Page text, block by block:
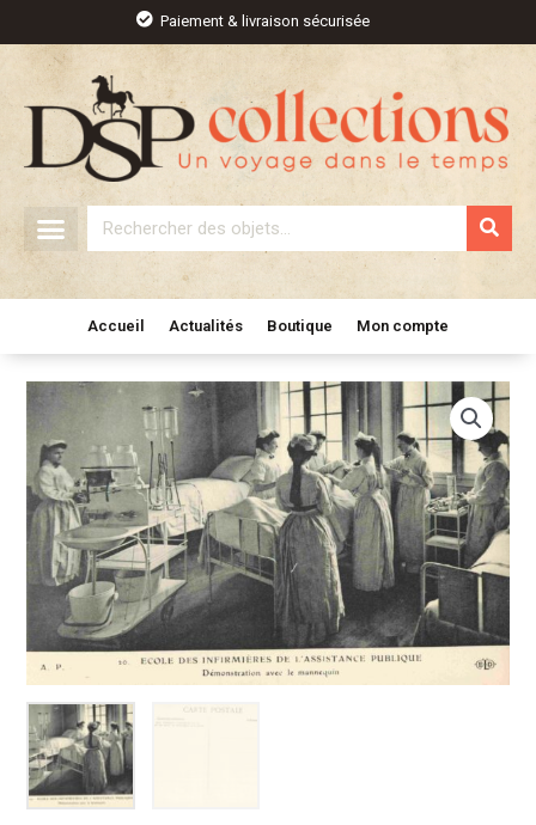
contenu
Paiement & livraison sécurisée
Rechercher
Accueil Actualités Boutique Mon compte